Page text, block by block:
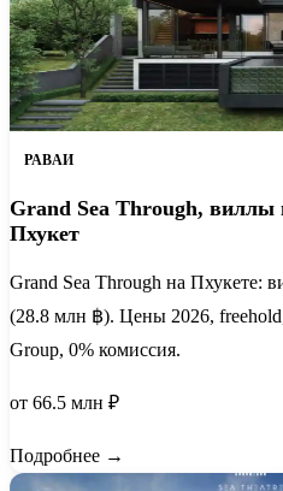
РАВАИ
Grand Sea Through, виллы
Пхукет
Grand Sea Through на Пхукете:
(28.8 млн ฿). Цены 2026,
Group, 0% комиссия.
от 66.5 млн ₽
Подробнее →